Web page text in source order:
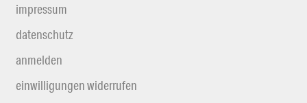
impressum
datenschutz
anmelden
einwilligungen widerrufen